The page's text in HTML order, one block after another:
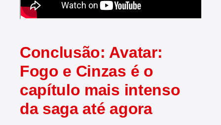
Conclusão: Avatar:
Fogo e Cinzas é o
capítulo mais intenso
da saga até agora